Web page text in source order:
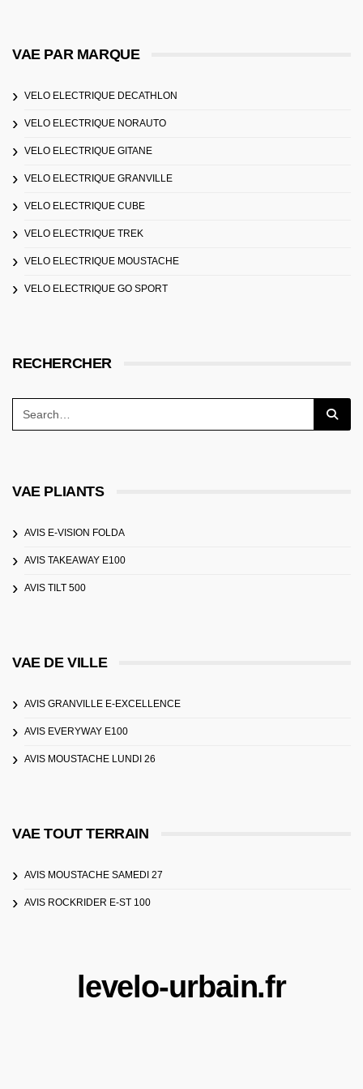
VAE PAR MARQUE
VELO ELECTRIQUE DECATHLON
VELO ELECTRIQUE NORAUTO
VELO ELECTRIQUE GITANE
VELO ELECTRIQUE GRANVILLE
VELO ELECTRIQUE CUBE
VELO ELECTRIQUE TREK
VELO ELECTRIQUE MOUSTACHE
VELO ELECTRIQUE GO SPORT
RECHERCHER
VAE PLIANTS
AVIS E-VISION FOLDA
AVIS TAKEAWAY E100
AVIS TILT 500
VAE DE VILLE
AVIS GRANVILLE E-EXCELLENCE
AVIS EVERYWAY E100
AVIS MOUSTACHE LUNDI 26
VAE TOUT TERRAIN
AVIS MOUSTACHE SAMEDI 27
AVIS ROCKRIDER E-ST 100
levelo-urbain.fr